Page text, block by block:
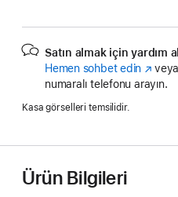
Satın almak için yardım
Hemen sohbet edin (Yeniveya
numaralı telefonu arayın.
Kasa görselleri temsilidir.
Ürün Bilgileri